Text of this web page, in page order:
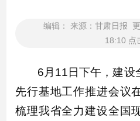
编辑： 来源：甘肃日报
18:10 点
6月11日下午，建设
先行基地工作推进会议
梳理我省全力建设全国